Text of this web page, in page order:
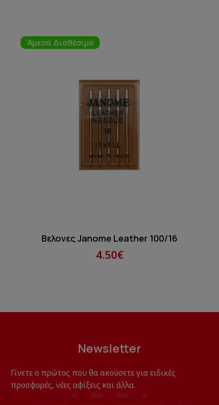
Άμεσα Διαθέσιμο
Βελονες Janome Leather 100/16
4.50€
Newsletter
Γίνετε ο πρώτος που θα ακούσετε για ειδικές
προσφορές, νέες αφίξεις και άλλα.